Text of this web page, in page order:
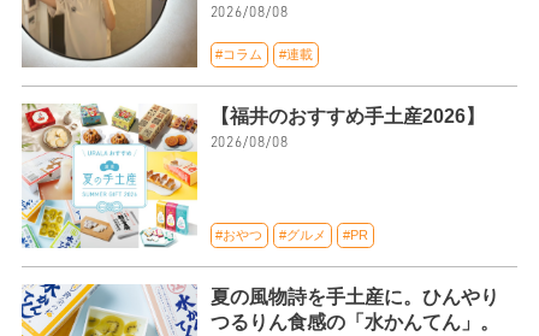
2026/08/08
#コラム #連載
【福井のおすすめ手土産2026】
2026/08/08
#おやつ #グルメ #PR
夏の風物詩を手土産に。ひんやり
つるりん食感の「水かんてん」。